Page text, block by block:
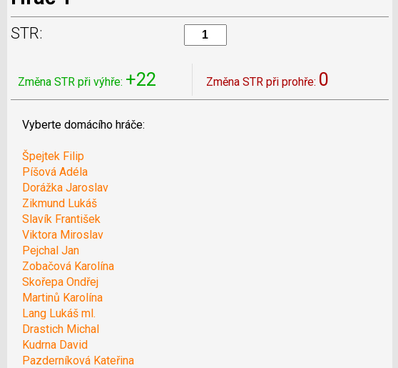
STR:
Změna STR při výhře: +22 Změna STR při prohře: 0
Vyberte domácího hráče:
Špejtek Filip
Píšová Adéla
Dorážka Jaroslav
Zikmund Lukáš
Slavík František
Viktora Miroslav
Pejchal Jan
Zobačová Karolína
Skořepa Ondřej
Martinů Karolína
Lang Lukáš ml.
Drastich Michal
Kudrna David
Pazderníková Kateřina